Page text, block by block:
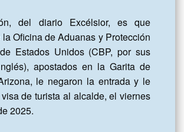
del diario Excélsior, es que
Oficina de Aduanas y Protección
Estados Unidos (CBP, por sus
apostados en la Garita de
le negaron la entrada y le
de turista al alcalde, el viernes
2025.